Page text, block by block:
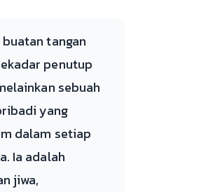
buatan tangan
penutup
sebuah
yang
dalam setiap
Ia adalah
jiwa,